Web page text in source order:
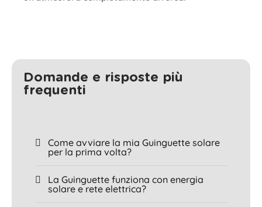
Domande e risposte più
frequenti
Come avviare la mia Guinguette solare
per la prima volta?
La Guinguette funziona con energia
solare e rete elettrica?